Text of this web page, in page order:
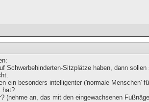
Schwerbehinderten-Sitzplätze haben, dann
ein besonders intelligenter ('normale Menschen'
hat?
(nehme an, das mit den eingewachsenen